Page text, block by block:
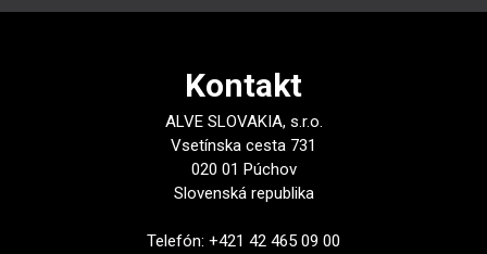
Kontakt
ALVE SLOVAKIA, s.r.o.
Vsetínska cesta 731
020 01 Púchov
Slovenská republika
Telefón: +421 42 465 09 00